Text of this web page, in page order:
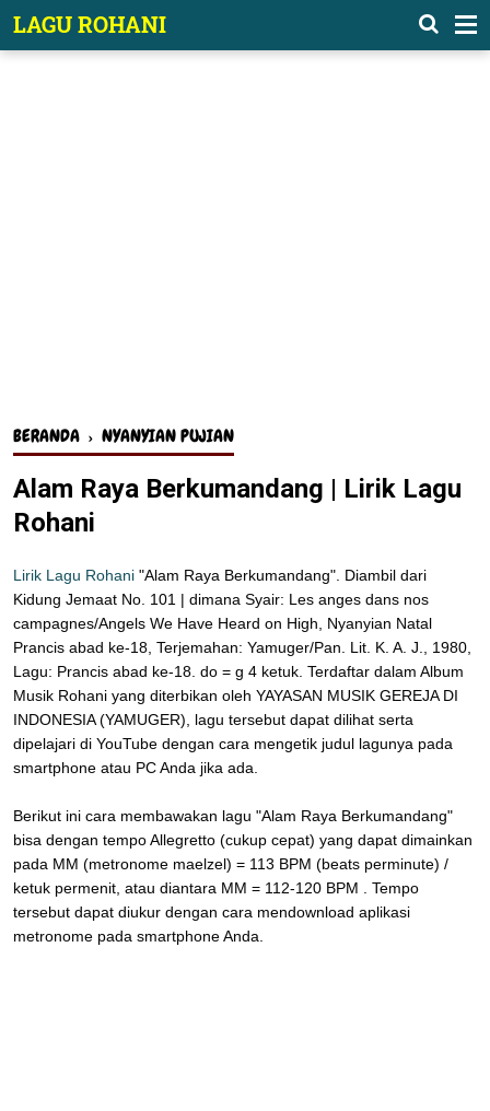
LAGU ROHANI
BERANDA › NYANYIAN PUJIAN
Alam Raya Berkumandang | Lirik Lagu
Rohani
Lirik Lagu Rohani "Alam Raya Berkumandang". Diambil dari
Kidung Jemaat No. 101 | dimana Syair: Les anges dans nos
campagnes/Angels We Have Heard on High, Nyanyian Natal
Prancis abad ke-18, Terjemahan: Yamuger/Pan. Lit. K. A. J., 1980,
Lagu: Prancis abad ke-18. do = g 4 ketuk. Terdaftar dalam Album
Musik Rohani yang diterbikan oleh YAYASAN MUSIK GEREJA DI
INDONESIA (YAMUGER), lagu tersebut dapat dilihat serta
dipelajari di YouTube dengan cara mengetik judul lagunya pada
smartphone atau PC Anda jika ada.
Berikut ini cara membawakan lagu "Alam Raya Berkumandang"
bisa dengan tempo Allegretto (cukup cepat) yang dapat dimainkan
pada MM (metronome maelzel) = 113 BPM (beats perminute) /
ketuk permenit, atau diantara MM = 112-120 BPM . Tempo
tersebut dapat diukur dengan cara mendownload aplikasi
metronome pada smartphone Anda.